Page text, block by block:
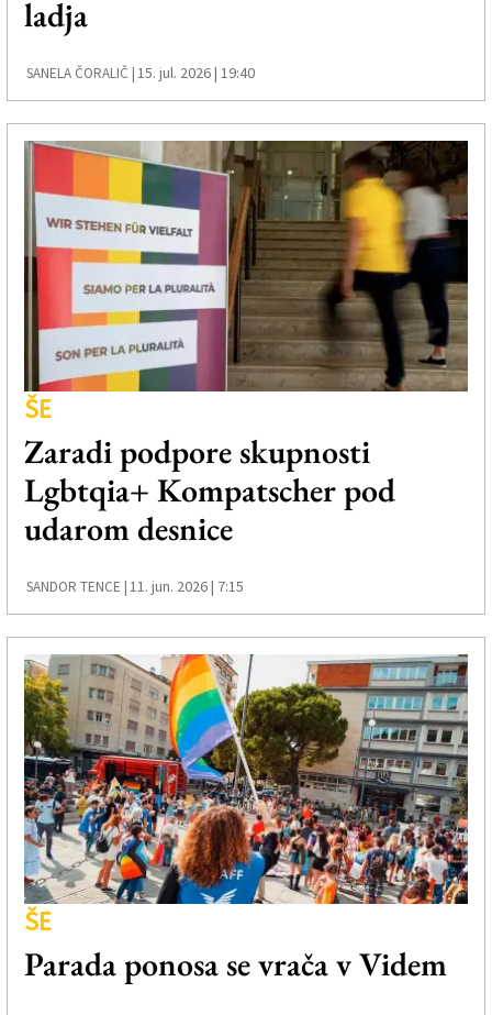
Založnik
Zadruga PD
Naročnine
ladja
SANELA ČORALIČ |15. jul. 2026 | 19:40
ŠE
Zaradi podpore skupnosti
Lgbtqia+ Kompatscher pod
udarom desnice
SANDOR TENCE | 11. jun. 2026 | 7:15
ŠE
Parada ponosa se vrača v Videm